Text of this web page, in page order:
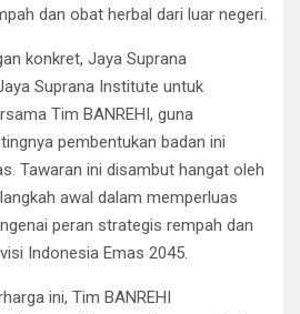
dan obat herbal dari luar negeri.
konkret, Jaya Suprana
Suprana Institute untuk
Tim BANREHI, guna
pembentukan badan ini
Tawaran ini disambut hangat oleh
awal dalam memperluas
peran strategis rempah dan
Indonesia Emas 2045.
ini, Tim BANREHI